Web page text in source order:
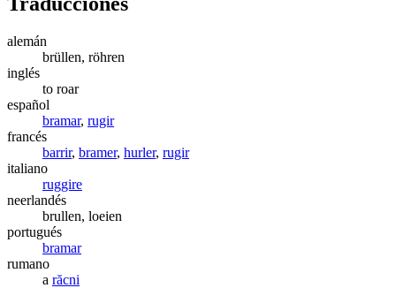
alemán
brüllen, röhren
inglés
to roar
español
bramar, rugir
francés
barrir, bramer, hurler, rugir
italiano
ruggire
neerlandés
brullen, loeien
portugués
bramar
rumano
a răcni